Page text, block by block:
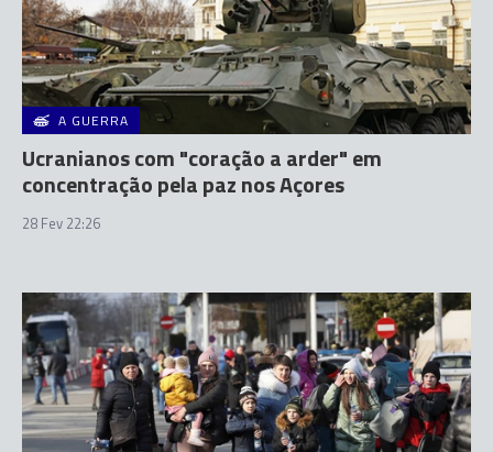
A GUERRA
Ucranianos com "coração a arder" em
concentração pela paz nos Açores
28 Fev 22:26